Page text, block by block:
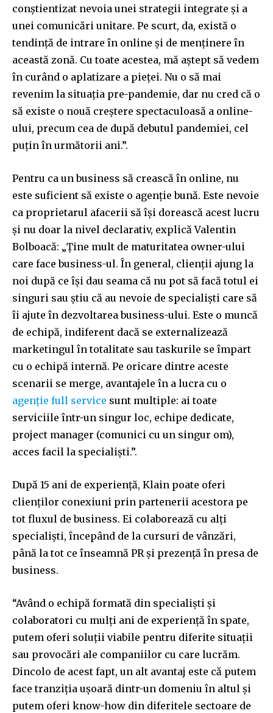
conștientizat nevoia unei strategii integrate și a
unei comunicări unitare. Pe scurt, da, există o
tendință de intrare în online și de menținere în
această zonă. Cu toate acestea, mă aștept să vedem
în curând o aplatizare a pieței. Nu o să mai
revenim la situația pre-pandemie, dar nu cred că o
să existe o nouă creștere spectaculoasă a online-
ului, precum cea de după debutul pandemiei, cel
puțin în următorii ani.”.
Pentru ca un business să crească în online, nu
este suficient să existe o agenție bună. Este nevoie
ca proprietarul afacerii să își dorească acest lucru
și nu doar la nivel declarativ, explică Valentin
Bolboacă: „Ține mult de maturitatea owner-ului
care face business-ul. În general, clienții ajung la
noi după ce își dau seama că nu pot să facă totul ei
singuri sau știu că au nevoie de specialiști care să
îi ajute în dezvoltarea business-ului. Este o muncă
de echipă, indiferent dacă se externalizează
marketingul în totalitate sau taskurile se împart
cu o echipă internă. Pe oricare dintre aceste
scenarii se merge, avantajele în a lucra cu o
agenție full service sunt multiple: ai toate
serviciile într-un singur loc, echipe dedicate,
project manager (comunici cu un singur om),
acces facil la specialiști.”.
După 15 ani de experiență, Klain poate oferi
clienților conexiuni prin partenerii acestora pe
tot fluxul de business. Ei colaborează cu alți
specialiști, începând de la cursuri de vânzări,
până la tot ce înseamnă PR și prezență în presa de
business.
“Având o echipă formată din specialiști și
colaboratori cu mulți ani de experiență în spate,
putem oferi soluții viabile pentru diferite situații
sau provocări ale companiilor cu care lucrăm.
Dincolo de acest fapt, un alt avantaj este că putem
face tranziția ușoară dintr-un domeniu în altul și
putem oferi know-how din diferitele sectoare de